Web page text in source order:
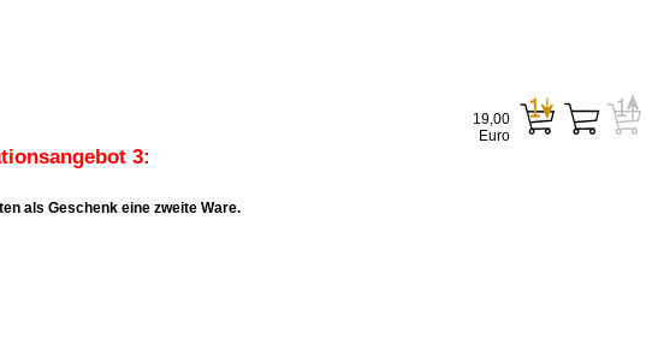
3:
als Geschenk eine zweite Ware.
19,00
Euro